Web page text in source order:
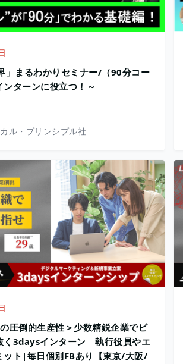
」まるわかりセミナー/（90分コー
ターンに役立つ！～
ル・プリンシプル社
圧倒的生産性＞少数精鋭企業でビ
く3daysインターン 執行役員やエ
ット|毎日個別FBあり【東京/大阪/